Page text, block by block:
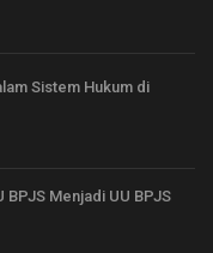
Sistem Hukum di
BPJS Menjadi UU BPJS